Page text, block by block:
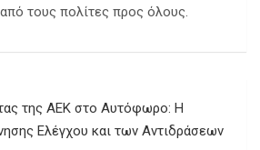
τους πολίτες προς όλους.
της ΑΕΚ στο Αυτόφωρο: Η
Ελέγχου και των Αντιδράσεων